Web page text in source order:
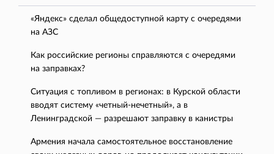
«Яндекс» сделал общедоступной карту с очередями
на АЗС
Как российские регионы справляются с очередями
на заправках?
Ситуация с топливом в регионах: в Курской области
вводят систему «четный-нечетный», а в
Ленинградской — разрешают заправку в канистры
Армения начала самостоятельное восстановление